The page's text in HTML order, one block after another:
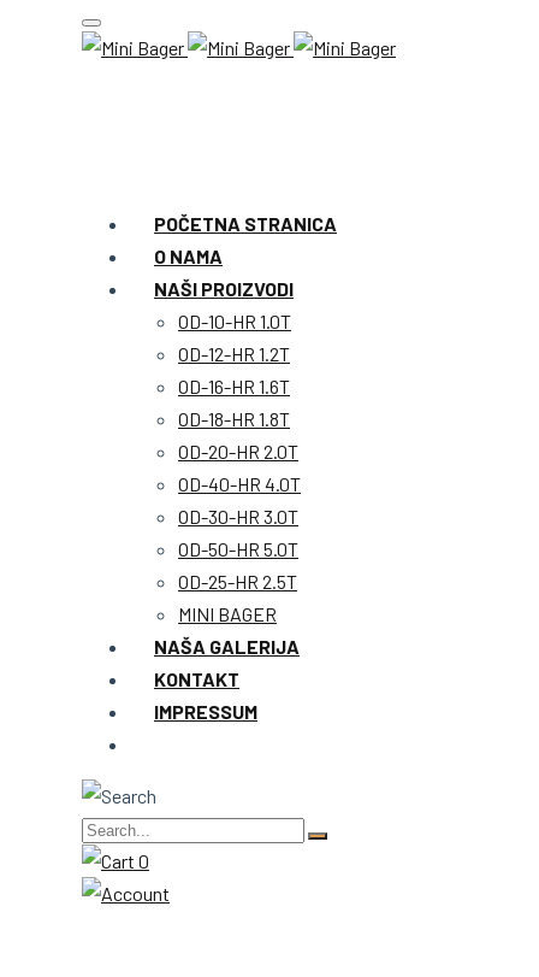
POČETNA STRANICA
O NAMA
NAŠI PROIZVODI
OD-10-HR 1.0T
OD-12-HR 1.2T
OD-16-HR 1.6T
OD-18-HR 1.8T
OD-20-HR 2.0T
OD-40-HR 4.0T
OD-30-HR 3.0T
OD-50-HR 5.0T
OD-25-HR 2.5T
MINI BAGER
NAŠA GALERIJA
KONTAKT
IMPRESSUM
0